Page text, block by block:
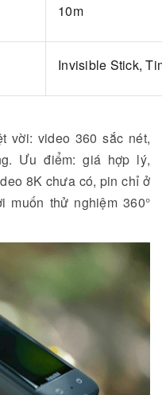
10m
Invisible Stick,
vời: video 360 sắc nét,
Ưu điểm: giá hợp lý,
8K chưa có, pin chỉ ở
muốn thử nghiệm 360°